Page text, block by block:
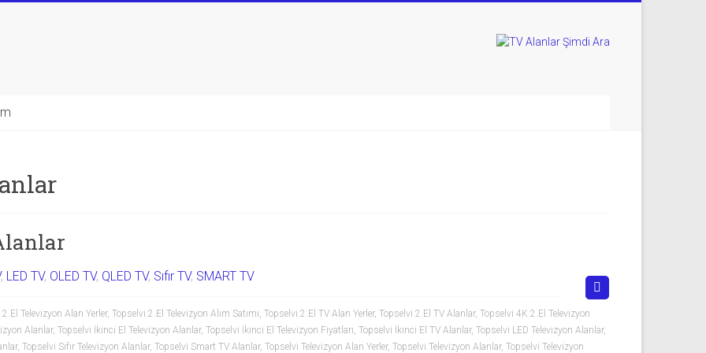
, LED TV, OLED TV, QLED TV, Sıfır TV, SMART TV
Televizyon Alan Yerler, Topselvi 2.El Televizyon Alım Satımı, Topselvi 2.El TV Alan Yerler, Topselvi 2.El TV Alanlar, Topselvi 4K 2.El Televizyon
Alanlar, Topselvi İkinci El Televizyon Alanlar, Topselvi İkinci El Televizyon Fiyatları, Topselvi İkinci El TV Alanlar, Topselvi LED Televizyon Alanlar,
, Topselvi Sıfır Televizyon Alanlar, Topselvi Smart TV Alanlar, Topselvi Televizyon Alan Yerler, Topselvi Televizyon Alanlar, Topselvi Televizyon